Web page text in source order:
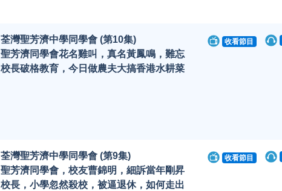
荃灣聖芳濟中學同學會 (第10集)
聖芳濟同學會花名雞叫，真名黃鳳鳴，難忘
校長破格教育，今日做農夫大搞香港水耕菜
收看節目
荃灣聖芳濟中學同學會 (第9集)
聖芳濟同學會，校友曹錦明，細訴當年剛昇
校長，小學忽然殺校，被逼退休，如何走出
收看節目